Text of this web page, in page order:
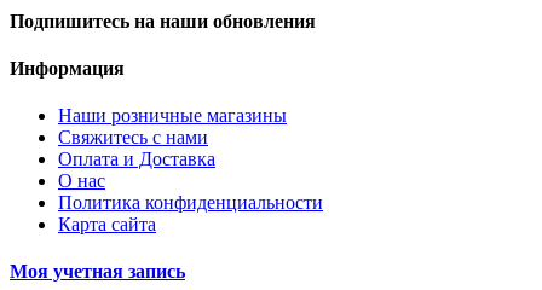
Подпишитесь на наши обновления
Информация
Наши розничные магазины
Свяжитесь с нами
Оплата и Доставка
О нас
Политика конфиденциальности
Карта сайта
Моя учетная запись